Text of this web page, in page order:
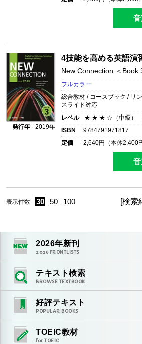
発行年 2019年
4技能を高める英語演
New Connection ＜Book
フルカラー
総合教材 / コースブック / リ
スライド対応
レベル
★ ★ ★ ☆（中級）
ISBN
9784791971817
定価
2,640円（本体2,400
表示件数 30 50 100 [検索
2026年新刊
2026FRONTLISTS
テキスト検索
BROWSE TEXTBOOK
好評テキスト
POPULAR BOOKS
TOEIC教材
for TOEIC